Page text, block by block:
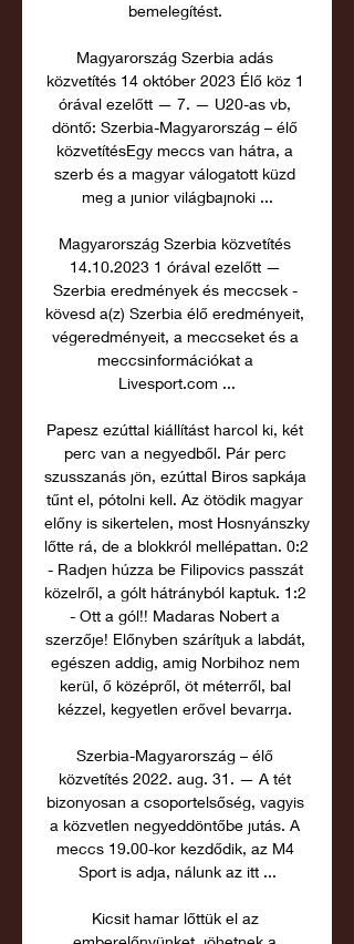
bemelegítést.
Magyarország Szerbia adás
közvetítés 14 október 2023 Élő köz 1
órával ezelőtt — 7. — U20-as vb,
döntő: Szerbia-Magyarország – élő
közvetítésEgy meccs van hátra, a
szerb és a magyar válogatott küzd
meg a junior világbajnoki ...
Magyarország Szerbia közvetítés
14.10.2023 1 órával ezelőtt —
Szerbia eredmények és meccsek -
kövesd a(z) Szerbia élő eredményeit,
végeredményeit, a meccseket és a
meccsinformációkat a
Livesport.com ...
Papesz ezúttal kiállítást harcol ki, két
perc van a negyedből. Pár perc
szusszanás jön, ezúttal Biros sapkája
tűnt el, pótolni kell. Az ötödik magyar
előny is sikertelen, most Hosnyánszky
lőtte rá, de a blokkról mellépattan. 0:2
- Radjen húzza be Filipovics passzát
közelről, a gólt hátrányból kaptuk. 1:2
- Ott a gól!! Madaras Nobert a
szerzője! Előnyben szárítjuk a labdát,
egészen addig, amig Norbihoz nem
kerül, ő középről, öt méterről, bal
kézzel, kegyetlen erővel bevarrja.
Szerbia-Magyarország – élő
közvetítés 2022. aug. 31. — A tét
bizonyosan a csoportelsőség, vagyis
a közvetlen negyeddöntőbe jutás. A
meccs 19.00-kor kezdődik, az M4
Sport is adja, nálunk az itt ...
Kicsit hamar lőttük el az